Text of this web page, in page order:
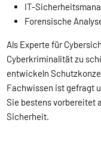
IT-
Forensische
Als Experte für
Cyberkriminalität zu
entwickeln
Fachwissen ist gefragt
Sie bestens vorbereitet
Sicherheit.